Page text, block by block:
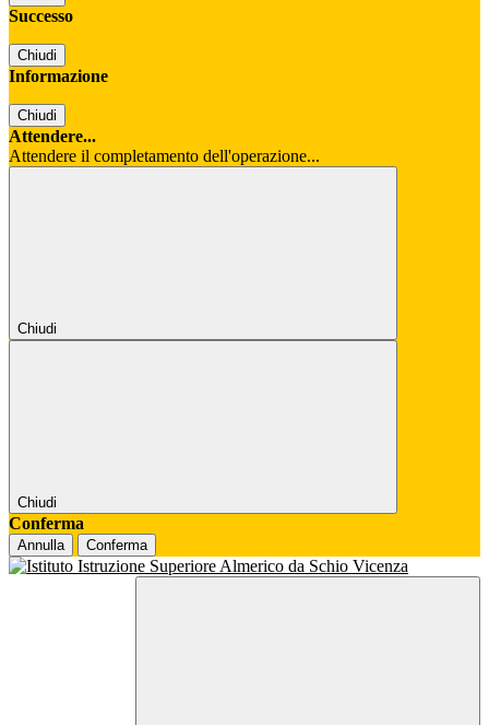
Successo
Chiudi
Informazione
Chiudi
Attendere...
Attendere il completamento dell'operazione...
Chiudi
Chiudi
Conferma
Annulla Conferma